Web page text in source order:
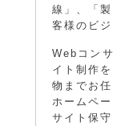
線」、「
客様のビ
Webコン
イト制作
物までお任
ホームペ
サイト保